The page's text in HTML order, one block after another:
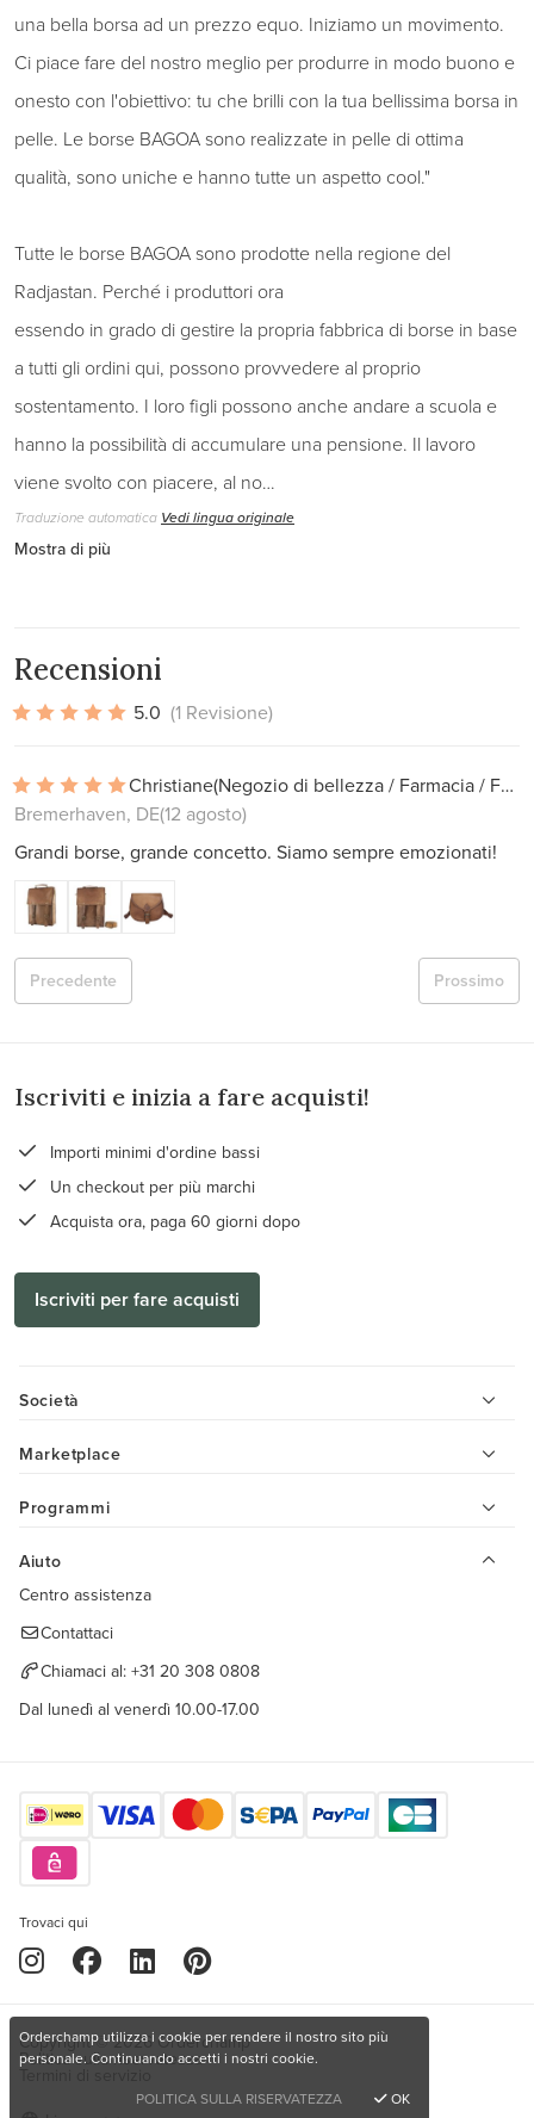
una bella borsa ad un prezzo equo. Iniziamo un movimento.
Ci piace fare del nostro meglio per produrre in modo buono e
onesto con l'obiettivo: tu che brilli con la tua bellissima borsa in
pelle. Le borse BAGOA sono realizzate in pelle di ottima
qualità, sono uniche e hanno tutte un aspetto cool."
Tutte le borse BAGOA sono prodotte nella regione del
Radjastan. Perché i produttori ora
essendo in grado di gestire la propria fabbrica di borse in base
a tutti gli ordini qui, possono provvedere al proprio
sostentamento. I loro figli possono anche andare a scuola e
hanno la possibilità di accumulare una pensione. Il lavoro
viene svolto con piacere, al no…
Traduzione automatica Vedi lingua originale
Mostra di più
Recensioni
5.0 (1 Revisione)
Christiane
(Negozio di bellezza / Farmacia / Farmacia)
Bremerhaven, DE(12 agosto)
Grandi borse, grande concetto. Siamo sempre emozionati!
Prossimo
Precedente
Iscriviti e inizia a fare acquisti!
Importi minimi d'ordine bassi
Un checkout per più marchi
Acquista ora, paga 60 giorni dopo
Iscriviti per fare acquisti
Società
Marketplace
Programmi
Aiuto
Centro assistenza
Contattaci
Chiamaci al: +31 20 308 0808
Dal lunedì al venerdì 10.00-17.00
Trovaci qui
Copyright © 2026 Orderchamp
Politica sulla riservatezza
Orderchamp utilizza i cookie per rendere il nostro sito più
personale. Continuando accetti i nostri cookie.
POLITICA SULLA RISERVATEZZA
OK